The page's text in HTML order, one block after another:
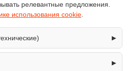
светодиодная лампа
есть
FMY 908 POT WH
есть
релевантные предложения.
использования cookie
▶
работу сайта: оформление
личный кабинет. Без них основные
▶